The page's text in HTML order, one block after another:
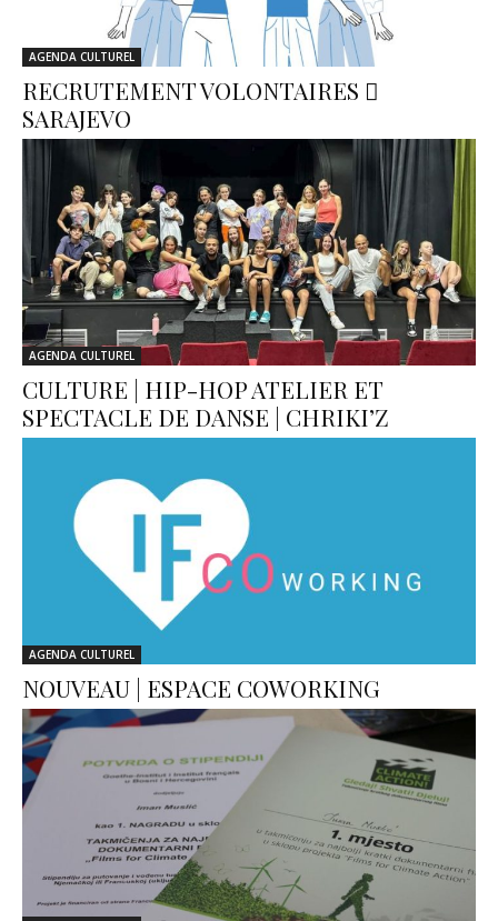
AGENDA CULTUREL
RECRUTEMENT VOLONTAIRES ⃒
SARAJEVO
AGENDA CULTUREL
CULTURE | HIP-HOP ATELIER ET
SPECTACLE DE DANSE | CHRIKI’Z
AGENDA CULTUREL
NOUVEAU | ESPACE COWORKING